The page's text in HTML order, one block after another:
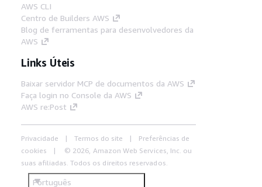
AWS CLI
Centro de Builders AWS
Blog de ferramentas para desenvolvedores da
AWS
Links Úteis
Baixar servidor MCP de documentos da AWS
Faça login no Console da AWS
AWS re:Post
Privacidade Termos do site
Preferências de
cookies
© 2026, Amazon Web Services, Inc. ou
suas afiliadas. Todos os direitos reservados.
Português